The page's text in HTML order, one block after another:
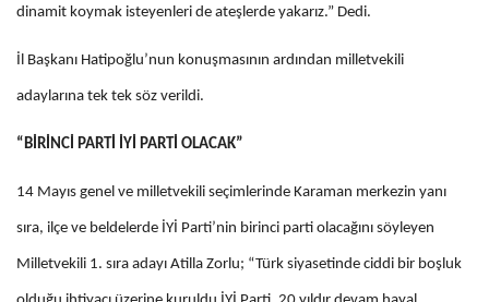
dinamit koymak isteyenleri de ateşlerde yakarız.” Dedi.
İl Başkanı Hatipoğlu’nun konuşmasının ardından milletvekili
adaylarına tek tek söz verildi.
“BİRİNCİ PARTİ İYİ PARTİ OLACAK”
14 Mayıs genel ve milletvekili seçimlerinde Karaman merkezin yanı
sıra, ilçe ve beldelerde İYİ Parti’nin birinci parti olacağını söyleyen
Milletvekili 1. sıra adayı Atilla Zorlu; “Türk siyasetinde ciddi bir boşluk